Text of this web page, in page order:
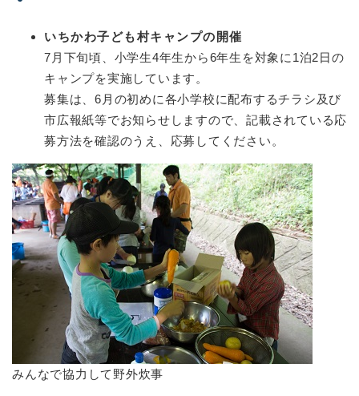
いちかわ子ども村キャンプの開催
7月下旬頃、小学生4年生から6年生を対象に1泊2日の
キャンプを実施しています。
募集は、6月の初めに各小学校に配布するチラシ及び
市広報紙等でお知らせしますので、記載されている応
募方法を確認のうえ、応募してください。
みんなで協力して野外炊事